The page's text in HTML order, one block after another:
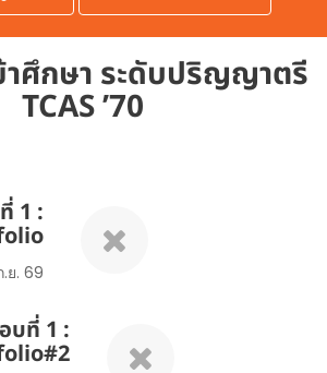
าศึกษา ระดับปริญญาตรี
TCAS ’70
1 :
.ย. 69
บที่ 1 :